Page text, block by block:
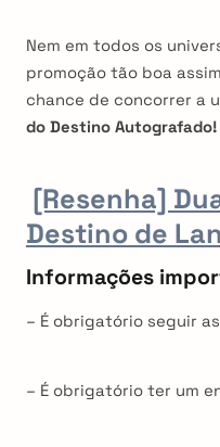
Nem em todos os
promoção tão boa
chance de concorrer a
do Destino Autografado!
[Resenha]
Destino de
Informações
– É obrigatório seguir
– É obrigatório ter um